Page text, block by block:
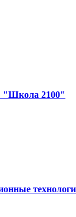
"Школа 2100"